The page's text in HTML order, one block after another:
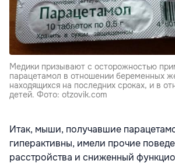
Медики призывают с осторожностью
парацетамол в отношении беременных
находящихся на последних сроках, и в
детей. Фото: otzovik.com
Итак, мыши, получавшие
гиперактивны, имели прочие
расстройства и сниженный